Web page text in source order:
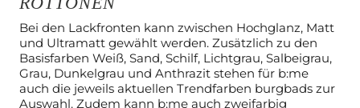
Bei den Lackfronten kann zwischen Hochglanz, Matt
und Ultramatt gewählt werden. Zusätzlich zu den
Basisfarben Weiß, Sand, Schilf, Lichtgrau, Salbeigrau,
Grau, Dunkelgrau und Anthrazit stehen für b:me
auch die jeweils aktuellen Trendfarben burgbads zur
Auswahl. Zudem kann b:me auch zweifarbig